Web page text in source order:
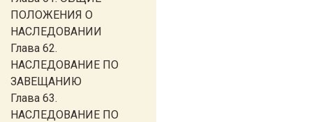
ПОЛОЖЕНИЯ О
НАСЛЕДОВАНИИ
Глава 62.
НАСЛЕДОВАНИЕ ПО
ЗАВЕЩАНИЮ
Глава 63.
НАСЛЕДОВАНИЕ ПО